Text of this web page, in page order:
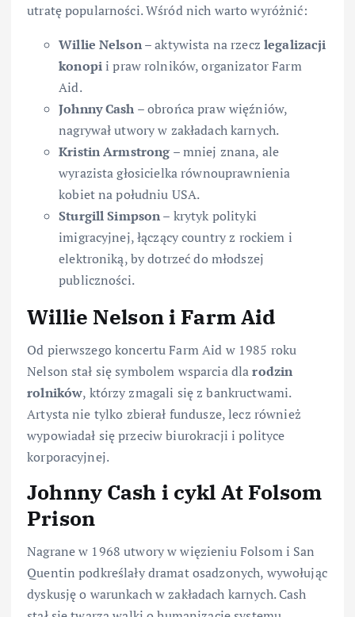
utratę popularności. Wśród nich warto wyróżnić:
Willie Nelson– aktywista na rzeczlegalizacji
konopii praw rolników, organizator Farm
Aid.
Johnny Cash – obrońca praw więźniów,
nagrywał utwory w zakładach karnych.
Kristin Armstrong– mniej znana, ale
wyrazista głosicielka równouprawnienia
kobiet na południu USA.
Sturgill Simpson– krytyk polityki
imigracyjnej, łączący country z rockiem i
elektroniką, by dotrzeć do młodszej
publiczności.
Willie Nelson i Farm Aid
Od pierwszego koncertu Farm Aid w 1985 roku
Nelson stał się symbolem wsparcia dlarodzin
rolników, którzy zmagali się z bankructwami.
Artysta nie tylko zbierał fundusze, lecz również
wypowiadał się przeciw biurokracji i polityce
korporacyjnej.
Johnny Cash i cykl At Folsom
Prison
Nagrane w 1968 utwory w więzieniu Folsom i San
Quentin podkreślały dramat osadzonych, wywołując
dyskusję o warunkach w zakładach karnych. Cash